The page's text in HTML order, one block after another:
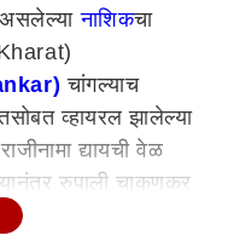
असलेल्यानाशिकचा
चांगल्याच
व्हायरल झालेल्या
द्यायची वेळ
रुपाली चाकणकर
दिला आहे.